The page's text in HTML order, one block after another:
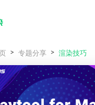
理系统
理系统
理系统
理系统
理系统
理系统
染方案
云渲染方案
染方案
云渲染方案
染方案
云渲染方案
染方案
云渲染方案
染方案
云渲染方案
染方案
云渲染方案
专题分享 渲染技巧